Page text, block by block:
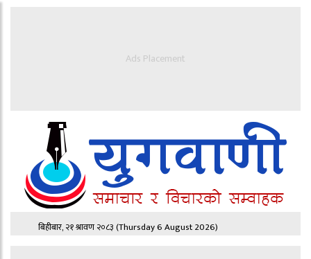
Ads Placement
बिहीबार, २१ श्रावण २०८३(Thursday 6 August 2026)